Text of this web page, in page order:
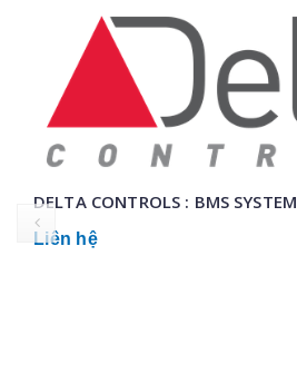
DELTA CONTROLS : BMS SYSTEM
Liên hệ